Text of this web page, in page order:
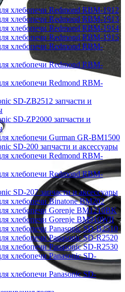
хлебопечи Redmond RBM-1912
хлебопечи Redmond RBM-1913
хлебопечи Redmond RBM-1914
хлебопечи Redmond RBM-1915
хлебопечи Redmond RBM-
хлебопечи Redmond RBM-
хлебопечи Redmond RBM-
SD-ZB2512 запчасти и
SD-ZP2000 запчасти и
хлебопечи Gurman GR-BM1500
SD-200 запчасти и аксессуары
хлебопечи Redmond RBM-
хлебопечи Redmond RBM-
SD-207 запчасти и аксессуары
хлебопечи Binatone BM202
хлебопечи Gorenje BM1210BK
хлебопечи Gorenje BM910WII
хлебопечи Panasonic SD-B2510
хлебопечи Panasonic SD-R2520
хлебопечи Panasonic SD-R2530
хлебопечи Panasonic SD-
хлебопечи Panasonic SD-